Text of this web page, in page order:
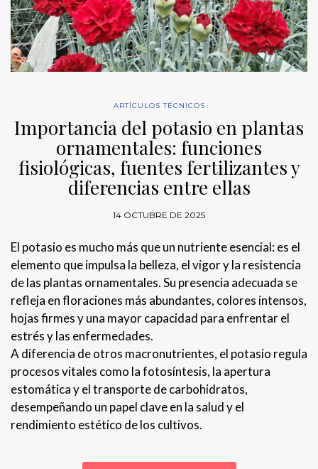
ARTÍCULOS TÉCNICOS
Importancia del potasio en plantas
ornamentales: funciones
fisiológicas, fuentes fertilizantes y
diferencias entre ellas
14 OCTUBRE DE 2025
El potasio es mucho más que un nutriente esencial: es el
elemento que impulsa la belleza, el vigor y la resistencia
de las plantas ornamentales. Su presencia adecuada se
refleja en floraciones más abundantes, colores intensos,
hojas firmes y una mayor capacidad para enfrentar el
estrés y las enfermedades.
A diferencia de otros macronutrientes, el potasio regula
procesos vitales como la fotosíntesis, la apertura
estomática y el transporte de carbohidratos,
desempeñando un papel clave en la salud y el
rendimiento estético de los cultivos.